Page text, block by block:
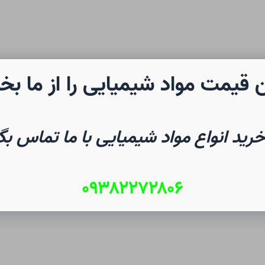
شیمی صفحه نخست
قیمت مواد شیمیایی را از ما
انواع مواد شیمیایی با ما تماس
۰۹۳۸۲۲۷۲۸۰۶